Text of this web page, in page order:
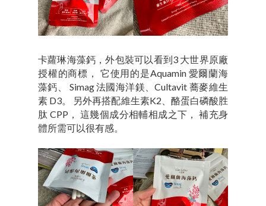
卡蘿琳海藻鈣，外包裝可以看到3 大世界原廠
授權的商標， 它使用的是Aquamin 愛爾蘭海
藻鈣、 Simag 法國海洋鎂、Cultavit 蕎麥維生
素 D3。 另外再搭配維生素K2、酪蛋白磷酸胜
肽 CPP， 這幾個成分相輔相成之下， 補充身
體所需可以很有感。